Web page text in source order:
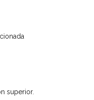
superior.